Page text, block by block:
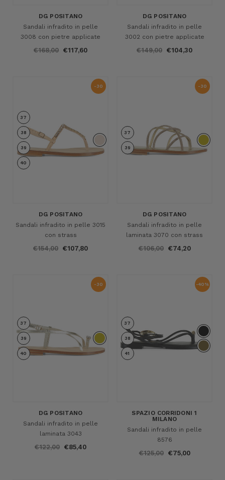
DG POSITANO
Sandali infradito in pelle
3008 con pietre applicate
€168,00 €117,60
DG POSITANO
Sandali infradito in pelle
3002 con pietre applicate
€149,00 €104,30
-30
37
38
39
40
DG POSITANO
Sandali infradito in pelle 3015
con strass
€154,00 €107,80
-30
37
39
DG POSITANO
Sandali infradito in pelle
laminata 3070 con strass
€106,00 €74,20
-30
37
39
40
DG POSITANO
Sandali infradito in pelle
laminata 3043
€122,00 €85,40
-40%
37
38
41
SPAZIO CORRIDONI 1
MILANO
Sandali infradito in pelle
8576
€125,00 €75,00